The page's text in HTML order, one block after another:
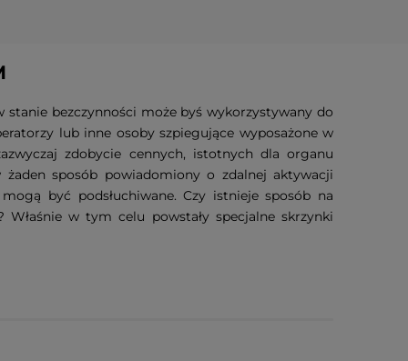
stanie bezczynności może byś wykorzystywany do
lub inne osoby szpiegujące wyposażone w
zdobycie cennych, istotnych dla organu
sposób powiadomiony o zdalnej aktywacji
być podsłuchiwane. Czy istnieje sposób na
w tym celu powstały specjalne skrzynki